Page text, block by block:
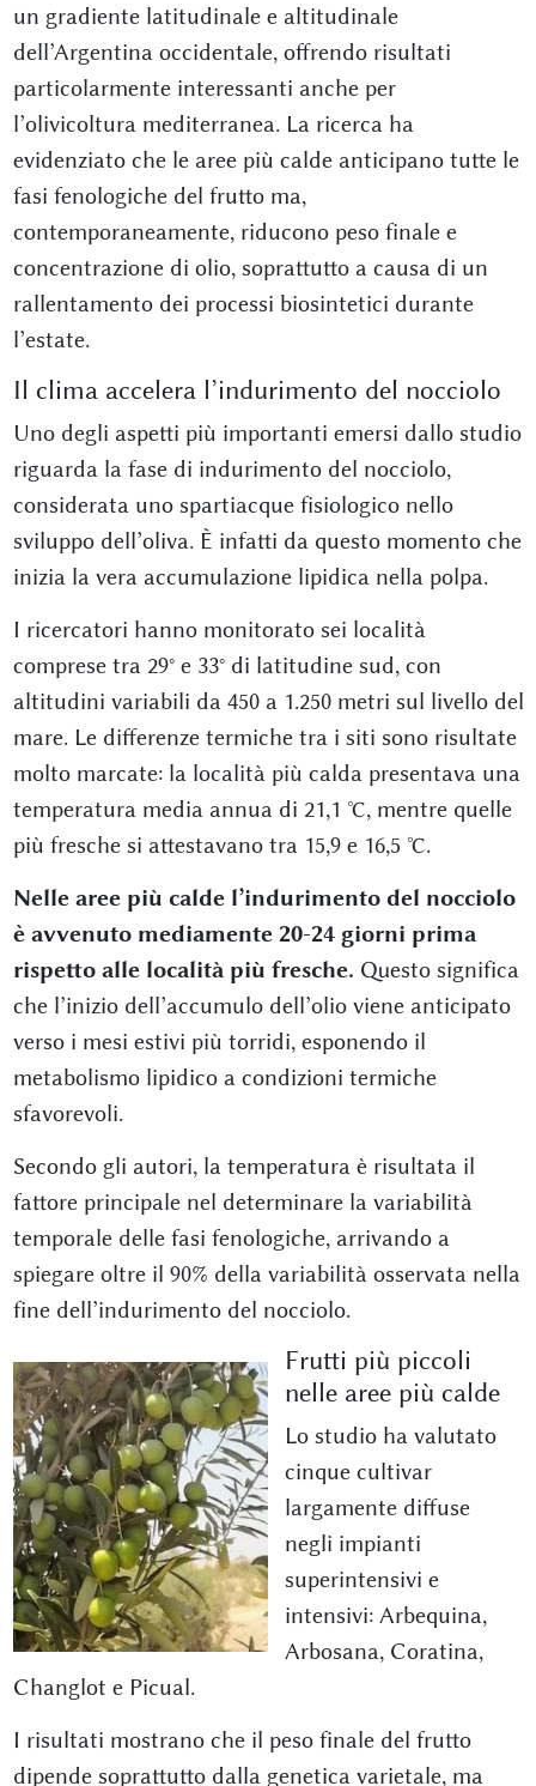
un gradiente latitudinale e altitudinale
dell’Argentina occidentale, offrendo risultati
particolarmente interessanti anche per
l’olivicoltura mediterranea. La ricerca ha
evidenziato che le aree più calde anticipano tutte le
fasi fenologiche del frutto ma,
contemporaneamente, riducono peso finale e
concentrazione di olio, soprattutto a causa di un
rallentamento dei processi biosintetici durante
l’estate.
Il clima accelera l’indurimento del nocciolo
Uno degli aspetti più importanti emersi dallo studio
riguarda la fase di indurimento del nocciolo,
considerata uno spartiacque fisiologico nello
sviluppo dell’oliva. È infatti da questo momento che
inizia la vera accumulazione lipidica nella polpa.
I ricercatori hanno monitorato sei località
comprese tra 29° e 33° di latitudine sud, con
altitudini variabili da 450 a 1.250 metri sul livello del
mare. Le differenze termiche tra i siti sono risultate
molto marcate: la località più calda presentava una
temperatura media annua di 21,1 °C, mentre quelle
più fresche si attestavano tra 15,9 e 16,5 °C.
Nelle aree più calde l’indurimento del nocciolo
è avvenuto mediamente 20-24 giorni prima
rispetto alle località più fresche. Questo significa
che l’inizio dell’accumulo dell’olio viene anticipato
verso i mesi estivi più torridi, esponendo il
metabolismo lipidico a condizioni termiche
sfavorevoli.
Secondo gli autori, la temperatura è risultata il
fattore principale nel determinare la variabilità
temporale delle fasi fenologiche, arrivando a
spiegare oltre il 90% della variabilità osservata nella
fine dell’indurimento del nocciolo.
Frutti più piccoli
nelle aree più calde
Lo studio ha valutato
cinque cultivar
largamente diffuse
negli impianti
superintensivi e
intensivi: Arbequina,
Arbosana, Coratina,
Changlot e Picual.
I risultati mostrano che il peso finale del frutto
dipende soprattutto dalla genetica varietale, ma